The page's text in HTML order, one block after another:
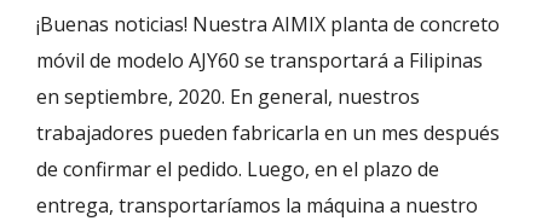
¡Buenas noticias! Nuestra AIMIX planta de concreto
móvil de modelo AJY60 se transportará a Filipinas
en septiembre, 2020. En general, nuestros
trabajadores pueden fabricarla en un mes después
de confirmar el pedido. Luego, en el plazo de
entrega, transportaríamos la máquina a nuestro